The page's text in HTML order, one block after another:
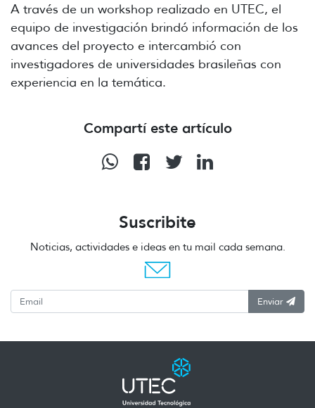
A través de un workshop realizado en UTEC, el
equipo de investigación brindó información de los
avances del proyecto e intercambió con
investigadores de universidades brasileñas con
experiencia en la temática.
Compartí este artículo
Suscribite
Noticias, actividades e ideas en tu mail cada semana.
Enviar